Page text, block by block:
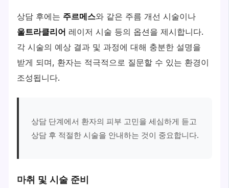
상담 후에는 주르메스와 같은 주름 개선 시술이나
울트라클리어 레이저 시술 등의 옵션을 제시합니다.
각 시술의 예상 결과 및 과정에 대해 충분한 설명을
받게 되며, 환자는 적극적으로 질문할 수 있는 환경이
조성됩니다.
상담 단계에서 환자의 피부 고민을 세심하게 듣고
상담 후 적절한 시술을 안내하는 것이 중요합니다.
마취 및 시술 준비